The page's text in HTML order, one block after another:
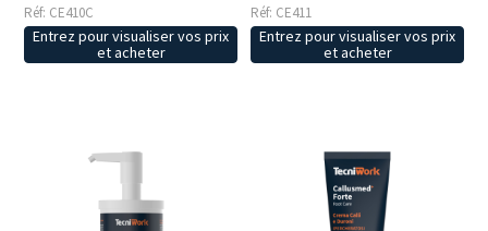
Réf: CE410C
Entrez pour visualiser vos prix
et acheter
Réf: CE411
Entrez pour visualiser vos prix
et acheter